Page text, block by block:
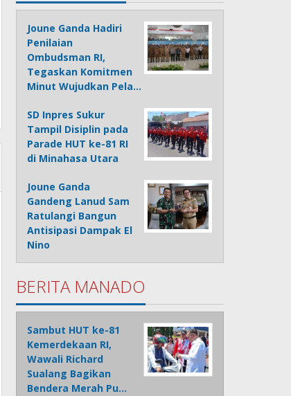
Joune Ganda Hadiri
Penilaian
Ombudsman RI,
Tegaskan Komitmen
Minut Wujudkan Pela…
SD Inpres Sukur
Tampil Disiplin pada
Parade HUT ke-81 RI
di Minahasa Utara
Joune Ganda
Gandeng Lanud Sam
Ratulangi Bangun
Antisipasi Dampak El
Nino
BERITA MANADO
Sambut HUT ke-81
Kemerdekaan RI,
Wawali Richard
Sualang Bagikan
Bendera Merah Pu…